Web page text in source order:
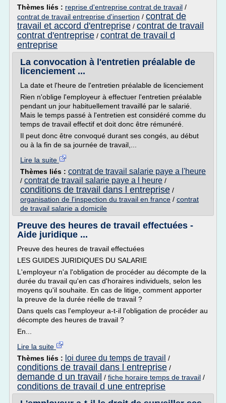
Thèmes liés : reprise d'entreprise contrat de travail /
contrat de travail entreprise d'insertion / contrat de
travail et accord d'entreprise / contrat de travail
contrat d'entreprise / contrat de travail d
entreprise
La convocation à l'entretien préalable de
licenciement ...
La date et l'heure de l'entretien préalable de licenciement
Rien n'oblige l'employeur à effectuer l'entretien préalable
pendant un jour habituellement travaillé par le salarié.
Mais le temps passé à l'entretien est considéré comme du
temps de travail effectif et doit donc être rémunéré.
Il peut donc être convoqué durant ses congés, au début
ou à la fin de sa journée de travail,...
Lire la suite
Thèmes liés : contrat de travail salarie paye a l'heure
/ contrat de travail salarie paye a l heure /
conditions de travail dans l entreprise /
organisation de l'inspection du travail en france / contrat
de travail salarie a domicile
Preuve des heures de travail effectuées -
Aide juridique ...
Preuve des heures de travail effectuées
LES GUIDES JURIDIQUES DU SALARIE
L'employeur n'a l'obligation de procéder au décompte de la
durée du travail qu'en cas d'horaires individuels, selon les
moyens qu'il souhaite. En cas de litige, comment apporter
la preuve de la durée réelle de travail ?
Dans quels cas l'employeur a-t-il l'obligation de procéder au
décompte des heures de travail ?
En...
Lire la suite
Thèmes liés : loi duree du temps de travail /
conditions de travail dans l entreprise /
demande d un travail / fiche horaire temps de travail /
conditions de travail d une entreprise